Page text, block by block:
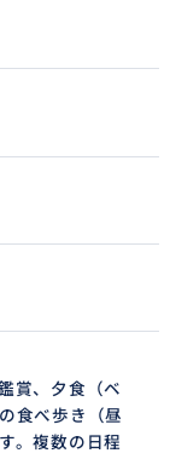
賞、夕食（ベ
食べ歩き（昼
。複数の日程